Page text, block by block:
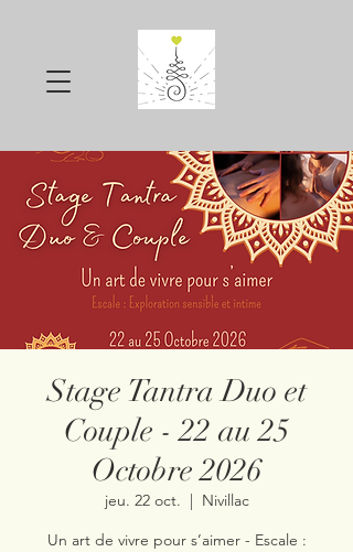
Stage Tantra Duo et
Couple - 22 au 25
Octobre 2026
jeu. 22 oct.
  |
Nivillac
Un art de vivre pour s’aimer - Escale :